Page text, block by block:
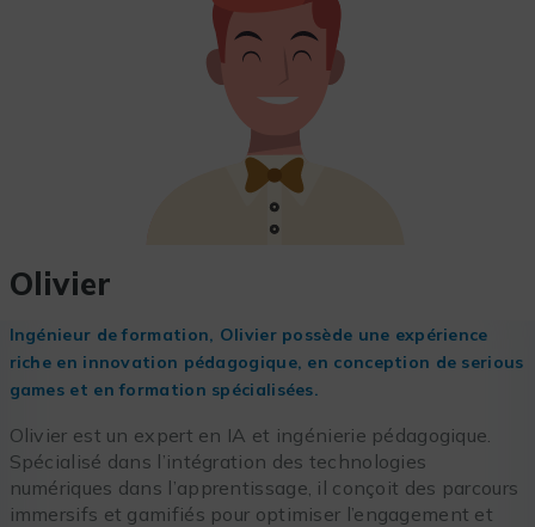
Olivier
Ingénieur de formation, Olivier possède une expérience
riche en innovation pédagogique, en conception de serious
games et en formation spécialisées.
Olivier est un expert en IA et ingénierie pédagogique.
Spécialisé dans l’intégration des technologies
numériques dans l’apprentissage, il conçoit des parcours
immersifs et gamifiés pour optimiser l’engagement et